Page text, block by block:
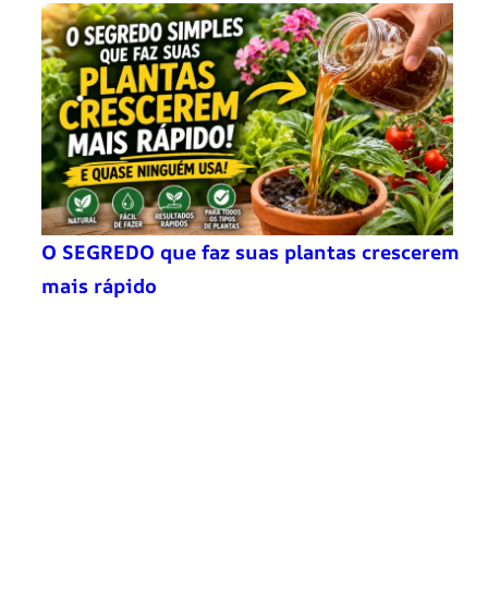
O SEGREDO que faz suas plantas crescerem
mais rápido